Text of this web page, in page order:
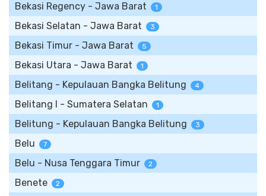
Bekasi Regency - Jawa Barat 1
Bekasi Selatan - Jawa Barat 3
Bekasi Timur - Jawa Barat 5
Bekasi Utara - Jawa Barat 1
Belitang - Kepulauan Bangka Belitung 4
Belitang I - Sumatera Selatan 1
Belitung - Kepulauan Bangka Belitung 3
Belu 7
Belu - Nusa Tenggara Timur 2
Benete 2